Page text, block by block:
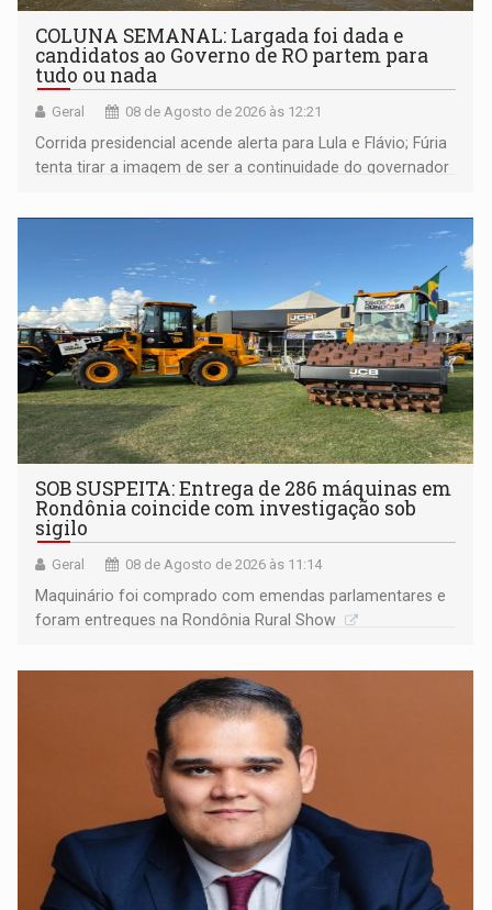
COLUNA SEMANAL: Largada foi dada e
candidatos ao Governo de RO partem para
tudo ou nada
Geral 08 de Agosto de 2026 às 12:21
Corrida presidencial acende alerta para Lula e Flávio; Fúria
tenta tirar a imagem de ser a continuidade do governador
não ter entrado no modo eleição; ABAV faz evento em
SOB SUSPEITA: Entrega de 286 máquinas em
Rondônia coincide com investigação sob
sigilo
Geral 08 de Agosto de 2026 às 11:14
Maquinário foi comprado com emendas parlamentares e
foram entregues na Rondônia Rural Show